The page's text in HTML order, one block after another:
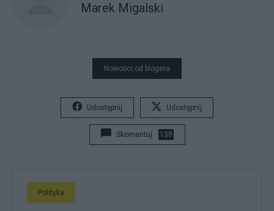
Marek Migalski
Nowości od blogera
Udostępnij Udostępnij
Skomentuj 138
Polityka